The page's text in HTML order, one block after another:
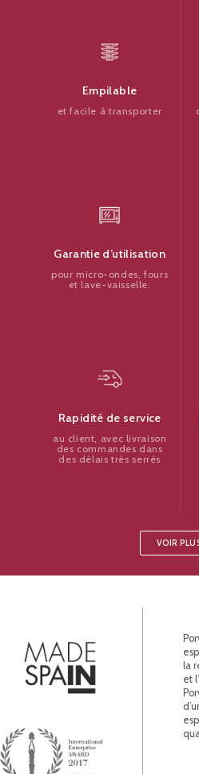
Empilable
et facile à transporter
Garantie d’utilisation
pour micro-ondes, fours
et lave-vaisselle.
Rapidité de service
au client, avec livraison
des commandes dans
des délais très serrés
VOIR
la
et